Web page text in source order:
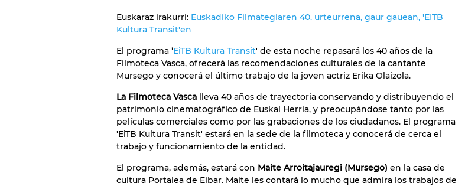
Euskaraz irakurri: Euskadiko Filmategiaren 40. urteurrena, gaur gauean, 'EITB
Kultura Transit'en
El programa 'EiTB Kultura Transit' de esta noche repasará los 40 años de la
Filmoteca Vasca, ofrecerá las recomendaciones culturales de la cantante
Mursego y conocerá el último trabajo de la joven actriz Erika Olaizola.
La Filmoteca Vasca lleva 40 años de trayectoria conservando y distribuyendo el
patrimonio cinematográfico de Euskal Herria, y preocupándose tanto por las
películas comerciales como por las grabaciones de los ciudadanos. El programa
'EiTB Kultura Transit' estará en la sede de la filmoteca y conocerá de cerca el
trabajo y funcionamiento de la entidad.
El programa, además, estará con Maite Arroitajauregi (Mursego) en la casa de
cultura Portalea de Eibar. Maite les contará lo mucho que admira los trabajos de